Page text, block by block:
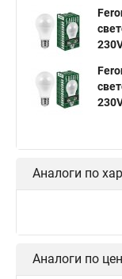
Аналоги по
Аналоги по